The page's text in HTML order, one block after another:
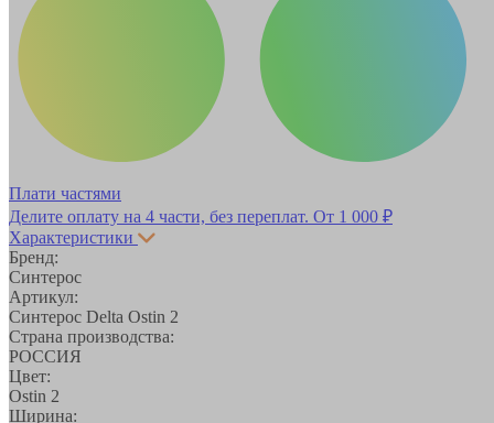
Плати частями
Делите оплату на 4 части, без переплат. От 1 000 ₽
Характеристики
Бренд:
Синтерос
Артикул:
Синтерос Delta Ostin 2
Страна производства:
РОССИЯ
Цвет:
Ostin 2
Ширина: